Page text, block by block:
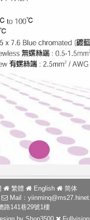
繁體 English
简体
Mail：
路141巷29號1樓